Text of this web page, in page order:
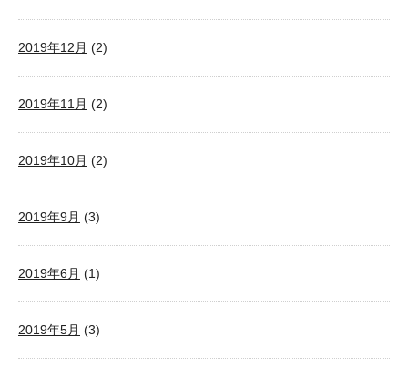
2019年12月 (2)
2019年11月 (2)
2019年10月 (2)
2019年9月 (3)
2019年6月 (1)
2019年5月 (3)